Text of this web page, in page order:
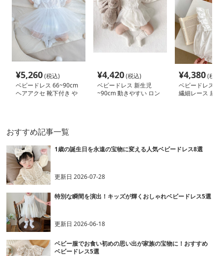
¥5,260(税込)
ベビードレス 66~90cm
ヘアアクセ 靴下付き や
¥4,420(税込)
ベビードレス 新生児
~90cm 動きやすい ロン
¥4,380(税
ベビードレス
繊細レース 肩
おすすめ記事一覧
1歳の誕生日を永遠の宝物に変える人気ベビードレス8選
更新日2026-07-28
特別な瞬間を演出！キッズが輝くおしゃれベビードレス5選
更新日2026-06-18
ベビー服でお食い初めの思い出が家族の宝物に！おすすめ
ベビードレス5選